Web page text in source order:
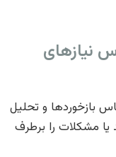
نیازهای
بازخوردها و تحلیل
یا مشکلات را برطرف